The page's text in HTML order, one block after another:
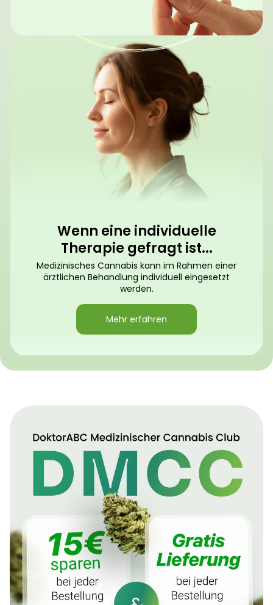
Wenn eine individuelle
Therapie gefragt ist...
Medizinisches Cannabis kann im Rahmen einer
ärztlichen Behandlung individuell eingesetzt
werden.
Mehr erfahren